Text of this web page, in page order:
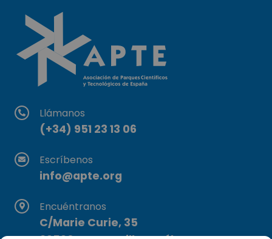
Llámanos
(+34) 951 23 13 06
Escríbenos
info@apte.org
Encuéntranos
C/Marie Curie, 35